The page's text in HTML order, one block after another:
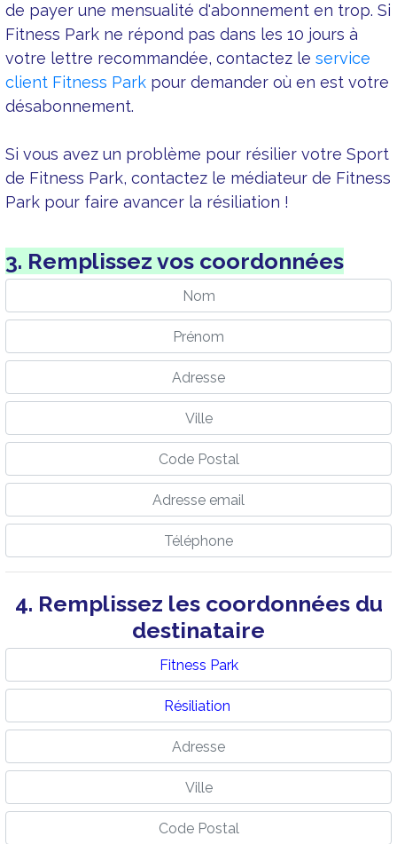
de payer une mensualité d'abonnement en trop. Si
Fitness Park ne répond pas dans les 10 jours à
votre lettre recommandée, contactez le service
client Fitness Park pour demander où en est votre
désabonnement.
Si vous avez un problème pour résilier votre Sport
de Fitness Park, contactez le médiateur de Fitness
Park pour faire avancer la résiliation !
3. Remplissez vos coordonnées
4. Remplissez les coordonnées du
destinataire